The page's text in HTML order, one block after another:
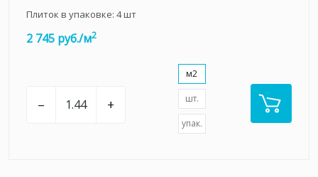
Плиток в упаковке: 4шт
2 745 руб./м2
– +
м2
шт.
упак.